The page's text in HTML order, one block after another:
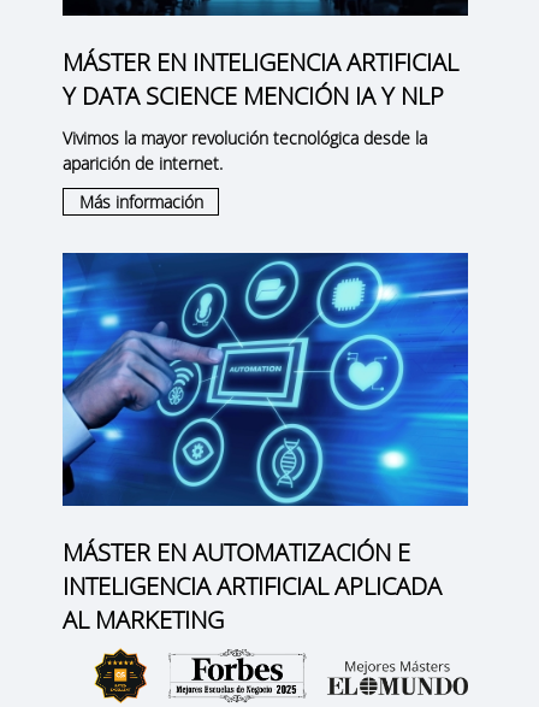
MÁSTER EN INTELIGENCIA ARTIFICIAL
Y DATA SCIENCE MENCIÓN IA Y NLP
Vivimos la mayor revolución tecnológica desde la
aparición de internet.
Más información
MÁSTER EN AUTOMATIZACIÓN E
INTELIGENCIA ARTIFICIAL APLICADA
AL MARKETING